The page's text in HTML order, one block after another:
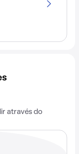
através do